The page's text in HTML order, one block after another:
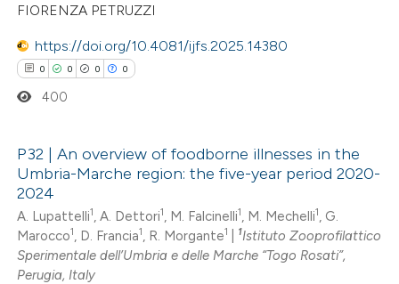
atscite.ai
shows how a scientific paper
been cited by providing the
of the citation, a
mentions, or contrasts
claim, and a label
in which section the
was made.
FIORENZA PETRUZZI
https://doi.org/10.4081/ijfs.2025.14380
0 0 0 0
Citing Publications
Supporting
Mentioning
Contrasting
400
P32 | An overview of foodborne illnesses in the
Umbria-Marche region: the five-year period 2020-
2024
A. Lupattelli1, A. Dettori1, M. Falcinelli1, M. Mechelli1, G.
Marocco1, D. Francia1, R. Morgante1 1Istituto Zooprofilattico
Sperimentale dell’Umbria e delle Marche “Togo Rosati”,
Perugia, Italy